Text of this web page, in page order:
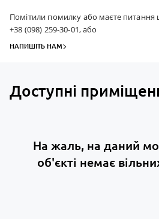
Помітили помилку або маєте питання
+38 (098) 259-30-01, або
НАПИШІТЬ НАМ
Доступні
На жаль, на даний
об'єкті немає